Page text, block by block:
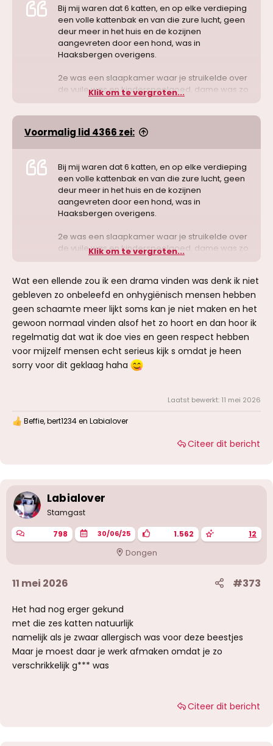
Bij mij waren dat 6 katten, en op elke verdieping
een volle kattenbak en van die zure lucht, geen
deur meer in het huis en de kozijnen
aangevreten door een hond, was in
Haaksbergen overigens.
2e was een slaapkamer waar je struikelde over
de vuile was en kinderspeelgoed, dame was zo
wazig en stonk als de neten naar wederom een
kattenlucht, dit was in Emmen
Klik om te vergroten...
Voormalig lid 4366 zei:
Bij mij waren dat 6 katten, en op elke verdieping
een volle kattenbak en van die zure lucht, geen
deur meer in het huis en de kozijnen
aangevreten door een hond, was in
Haaksbergen overigens.
2e was een slaapkamer waar je struikelde over
de vuile was en kinderspeelgoed, dame was zo
wazig en stonk als de neten naar wederom een
Klik om te vergroten...
Wat een ellende zou ik een drama vinden was denk ik niet
gebleven zo onbeleefd en onhygiënisch mensen hebben
geen schaamte meer lijkt soms kan je niet maken en het
gewoon normaal vinden alsof het zo hoort en dan hoor ik
regelmatig dat wat ik doe vies en geen respect hebben
voor mijzelf mensen echt serieus kijk s omdat je heen
sorry voor dit geklaag haha
Laatst bewerkt: 11 mei 2026
W
n
g
n
:
Beffie,bert1234en Labialover
Citeer dit bericht
Labialover
Stamgast
798 30/06/25 1.562 12
Dongen
11 mei 2026 #373
Het had nog erger gekund
met die zes katten natuurlijk
namelijk als je zwaar allergisch was voor deze beestjes
Maar je moest daar je werk afmaken omdat je zo
verschrikkelijk g*** was
Citeer dit bericht